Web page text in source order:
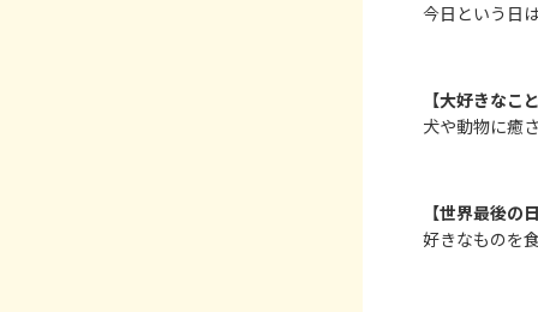
今日という日
【大好きなこ
犬や動物に癒
【世界最後の
好きなものを